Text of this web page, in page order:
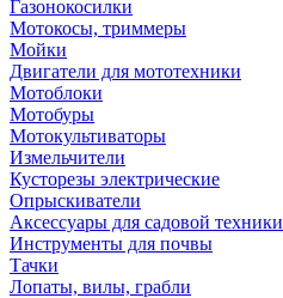
Газонокосилки
Мотокосы, триммеры
Мойки
Двигатели для мототехники
Мотоблоки
Мотобуры
Мотокультиваторы
Измельчители
Кусторезы электрические
Опрыскиватели
Аксессуары для садовой техники
Инструменты для почвы
Тачки
Лопаты, вилы, грабли